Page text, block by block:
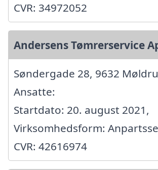
CVR: 34972052
Andersens Tømrerservice
Søndergade 28, 9632
Ansatte:
Startdato: 20. august 2021,
Virksomhedsform:
CVR: 42616974